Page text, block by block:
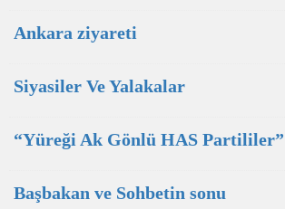
Ankara ziyareti
Siyasiler Ve Yalakalar
“Yüreği Ak Gönlü HAS Partililer”
Başbakan ve Sohbetin sonu